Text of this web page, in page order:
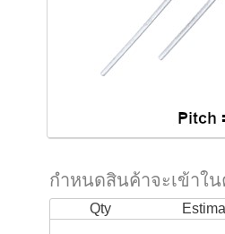
กำหนดสินค้าจะเข้าใน
Qty